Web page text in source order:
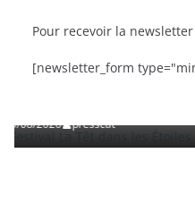
Pour recevoir la newsletter
[newsletter_form
les Étoiles fête sa 9ᵉ